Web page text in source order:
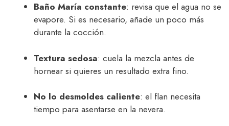
Baño María constante: revisa que el agua no se
evapore. Si es necesario, añade un poco más
durante la cocción.
Textura sedosa: cuela la mezcla antes de
hornear si quieres un resultado extra fino.
No lo desmoldes caliente: el flan necesita
tiempo para asentarse en la nevera.